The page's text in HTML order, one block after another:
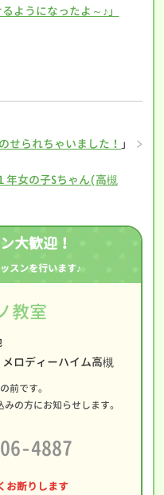
ようになったよ～♪」
せられちゃいました！ 」
年女の子Sちゃん(高槻
大歓迎！
スンを行います♪
教室
ロディーハイム高槻
前です。
の方にお知らせします。
4887
お断りします